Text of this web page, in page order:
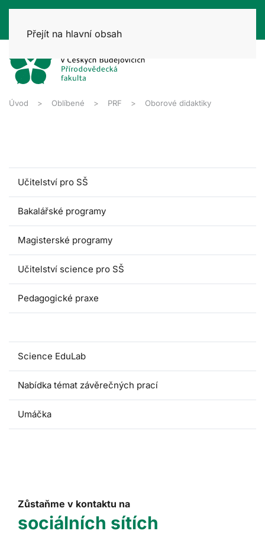
Přejít na hlavní obsah
Úvod Oblíbené PRF Oborové didaktiky
Učitelství pro SŠ
Bakalářské programy
Magisterské programy
Učitelství science pro SŠ
Pedagogické praxe
Science EduLab
Nabídka témat závěrečných prací
Umáčka
Zůstaňme v kontaktu na
sociálních sítích